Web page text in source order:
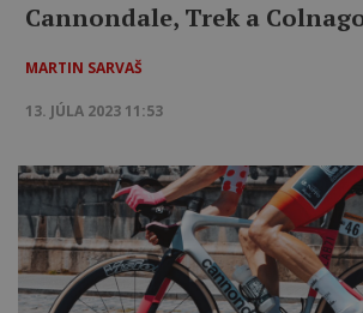
Cannondale, Trek a
MARTIN SARVAŠ
13. JÚLA 2023 11:53